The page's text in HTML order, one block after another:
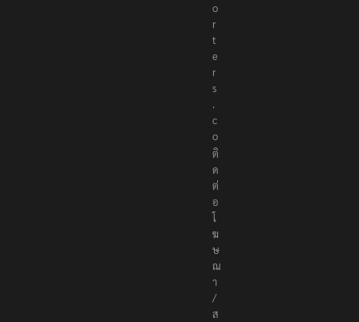
o
r
t
e
r
s
.
c
o
ติ
ด
ต่
อ
โ
ฆ
ษ
ณ
า
/
ส